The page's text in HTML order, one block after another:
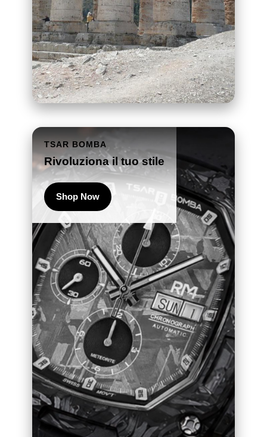
TSAR BOMBA
Rivoluziona il tuo stile
Shop Now